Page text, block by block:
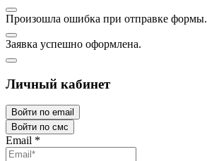
Произошла ошибка при отправке формы.
Заявка успешно оформлена.
Личный кабинет
Войти по email
Войти по смс
Email *